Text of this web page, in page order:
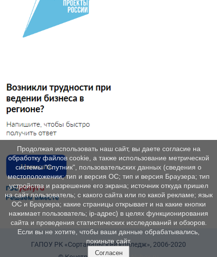
ГАПОУ РК «Сортавальский колледж», 2006-2020
Продолжая использовать наш сайт, вы даете согласие на
обработку файлов cookie, а также использование метрической
системы "Спутник", пользовательских данных (сведения о
местоположении; тип и версия ОС; тип и версия Браузера; тип
устройства и разрешение его экрана; источник откуда пришел
на сайт пользователь; с какого сайта или по какой рекламе; язык
ОС и Браузера; какие страницы открывает и на какие кнопки
нажимает пользователь; ip-адрес) в целях функционирования
сайта и проведения статистических исследований и обзоров.
Если вы не хотите, чтобы ваши данные обрабатывались,
покиньте сайт.
Согласен